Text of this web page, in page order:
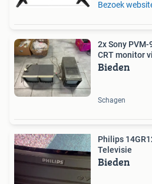
Bezoek
2x Sony PVM-
CRT monitor
Bieden
Schagen
Philips
Televisie
Bieden